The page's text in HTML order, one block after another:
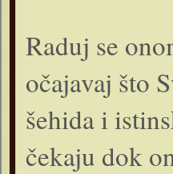
Raduj se
očajavaj što
šehida i
čekaju dok